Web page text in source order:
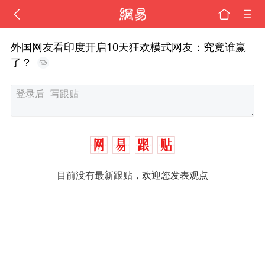
外国网友看印度开启10天狂欢模式网友：究竟谁赢
了？
目前没有最新跟贴，欢迎您发表观点